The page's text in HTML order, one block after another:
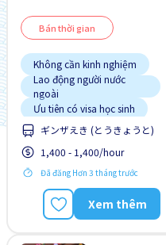
Bán thời gian
Không cần kinh nghiệm
Lao động người nước
ngoài
Ưu tiên có visa học sinh
ギンザえき (とうきょうと)
1,400 - 1,400/hour
Đã đăng Hơn 3 tháng trước
Xem thêm